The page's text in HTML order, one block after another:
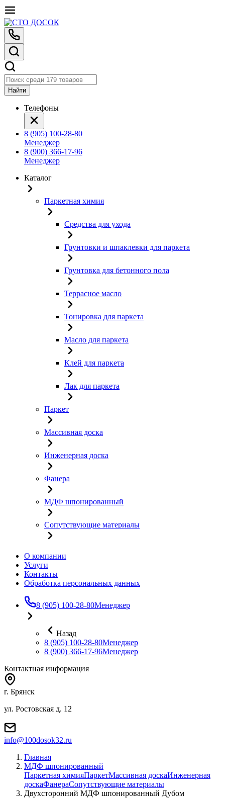
Найти
Телефоны
8 (905) 100-28-80
Менеджер
8 (900) 366-17-96
Менеджер
Каталог
Паркетная химия
Средства для ухода
Грунтовки и шпаклевки для паркета
Грунтовка для бетонного пола
Террасное масло
Тонировка для паркета
Масло для паркета
Клей для паркета
Лак для паркета
Паркет
Массивная доска
Инженерная доска
Фанера
МДФ шпонированный
Сопутствующие материалы
О компании
Услуги
Контакты
Обработка персональных данных
8 (905) 100-28-80Менеджер
Назад
8 (905) 100-28-80Менеджер
8 (900) 366-17-96Менеджер
Контактная информация
г. Брянск
ул. Ростовская д. 12
info@100dosok32.ru
Главная
МДФ шпонированный
Паркетная химияПаркетМассивная доскаИнженерная
доскаФанераСопутствующие материалы
Двухсторонний МДФ шпонированный Дубом